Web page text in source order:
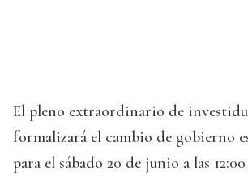
El pleno extraordinario de
formalizará el cambio de gobierno
para el sábado 20 de junio a las